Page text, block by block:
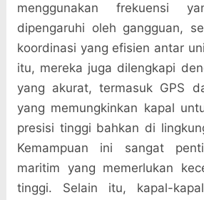
menggunakan frekuensi
dipengaruhi oleh gangguan,
koordinasi yang efisien antar
itu, mereka juga dilengkapi
yang akurat, termasuk GPS
yang memungkinkan kapal
presisi tinggi bahkan di
Kemampuan ini sangat
maritim yang memerlukan
tinggi. Selain itu, kapal-